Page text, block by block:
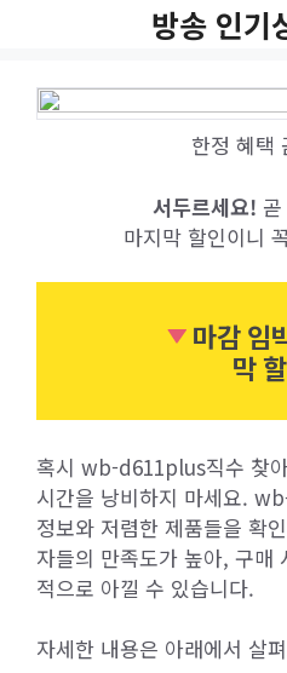
방송 인기
한정 혜택
서두르세요!
마지막 할인이니
마감 임
막
혹시 wb-d611plus직수 찾
시간을 낭비하지 마세요.
정보와 저렴한 제품들을 확
자들의 만족도가 높아, 구매
적으로 아낄 수 있습니다.
자세한 내용은 아래에서 살